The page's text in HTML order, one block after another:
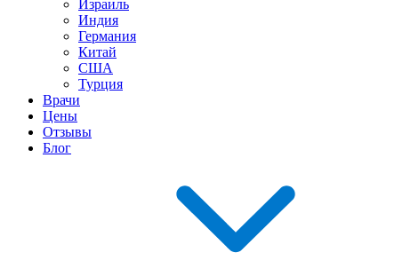
Израиль
Индия
Германия
Китай
США
Турция
Врачи
Цены
Отзывы
Блог